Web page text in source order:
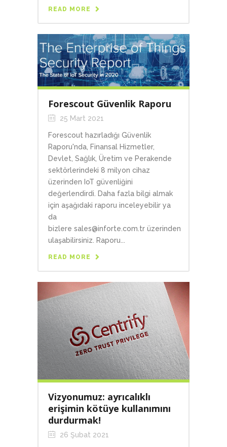
READ MORE
Forescout Güvenlik Raporu
25 Mart 2021
Forescout hazırladığı Güvenlik
Raporu'nda, Finansal Hizmetler,
Devlet, Sağlık, Üretim ve Perakende
sektörlerindeki 8 milyon cihaz
üzerinden IoT güvenliğini
değerlendirdi. Daha fazla bilgi almak
için aşağıdaki raporu inceleyebilir ya
da
bizlere sales@inforte.com.tr üzerinden
ulaşabilirsiniz. Raporu...
READ MORE
Vizyonumuz: ayrıcalıklı
erişimin kötüye kullanımını
durdurmak!
26 Şubat 2021